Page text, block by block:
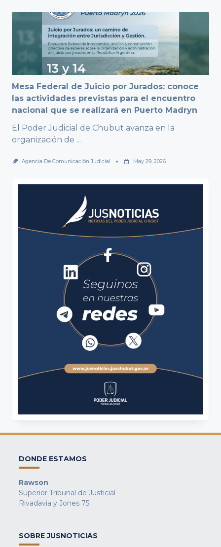
Mesa Federal de Juicio por Jurados: conoce
las actividades previstas para el encuentro
nacional que se realizará en Puerto Madryn
El Poder Judicial de Chubut avanza en la
organización de ...
Agencia De Comunicación Judicial May 29, 2026
DONDE ESTAMOS
Rawson
Superior Tribunal de Justicial
Rivadavia y Jones 75
SOBRE JUSNOTICIAS